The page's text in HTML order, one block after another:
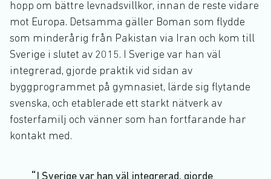
hopp om bättre levnadsvillkor, innan de reste vidare
mot Europa. Detsamma gäller Boman som flydde
som minderårig från Pakistan via Iran och kom till
Sverige i slutet av 2015. I Sverige var han väl
integrerad, gjorde praktik vid sidan av
byggprogrammet på gymnasiet, lärde sig flytande
svenska, och etablerade ett starkt nätverk av
fosterfamilj och vänner som han fortfarande har
kontakt med.